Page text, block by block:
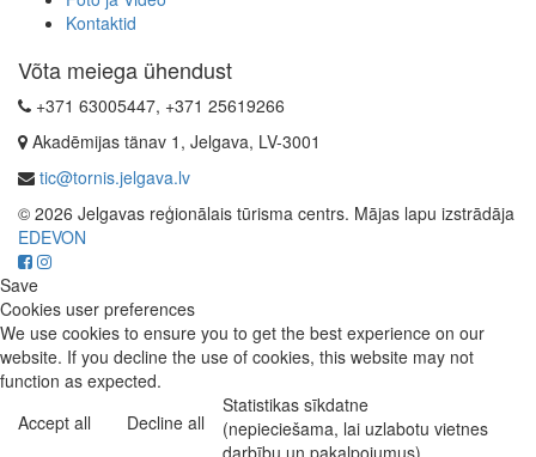
Kontaktid
Võta meiega ühendust
+371 63005447, +371 25619266
Akadēmijas tänav 1, Jelgava, LV-3001
tic@tornis.jelgava.lv
© 2026 Jelgavas reģionālais tūrisma centrs. Mājas lapu izstrādāja
EDEVON
Save
Cookies user preferences
We use cookies to ensure you to get the best experience on our
website. If you decline the use of cookies, this website may not
function as expected.
Accept all
Decline all
Statistikas sīkdatne
(nepieciešama, lai uzlabotu vietnes